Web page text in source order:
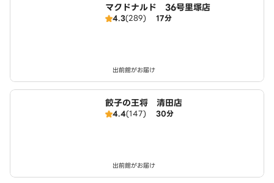
マクドナルド 36号里塚店
4.3(289) 17分
出前館がお届け
餃子の王将 清田店
4.4(147) 30分
出前館がお届け